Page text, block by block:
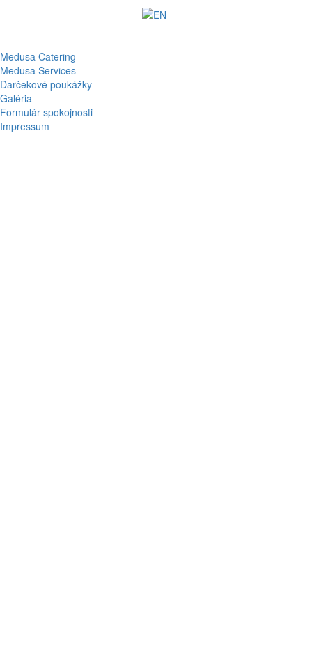
Medusa Catering
Medusa Services
Darčekové poukážky
Galéria
Formulár spokojnosti
Impressum